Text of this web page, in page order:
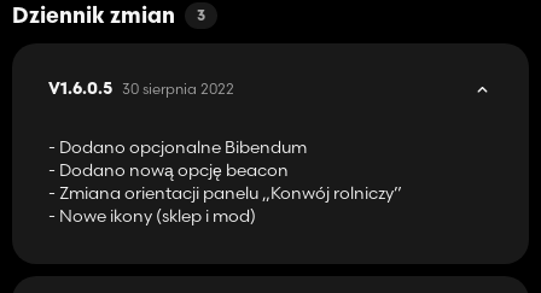
Dziennik zmian 3
V1.6.0.5 30 sierpnia 2022
- Dodano opcjonalne Bibendum
- Dodano nową opcję beacon
- Zmiana orientacji panelu „Konwój rolniczy”
- Nowe ikony (sklep i mod)